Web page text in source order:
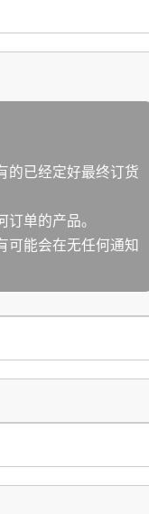
的已经定好最终订货
单的产品。
可能会在无任何通知